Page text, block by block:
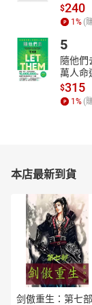
$240
1 % (
5
隨他
萬人命
書】
$315
1 % (
本店最新到貨
剑傲重生：第七部